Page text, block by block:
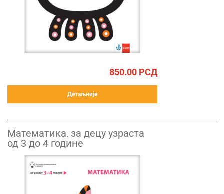
850.00 РСД
Детаљније
Математика, за децу узраста
од 3 до 4 године